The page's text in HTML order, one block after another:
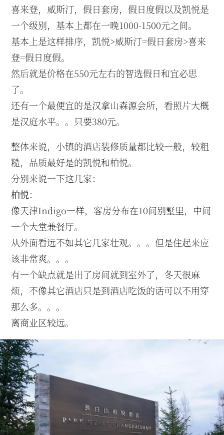
喜来登，威斯汀，假日套房，假日度假以及凯悦是
一个级别，基本上都在一晚1000-1500元之间。
基本上是这样排序，凯悦>威斯汀=假日套房>喜来
登=假日度假。
然后就是价格在550元左右的智选假日和宜必思
了。
还有一个最便宜的是汉拿山森源会所，看照片大概
是汉庭水平。。只要380元。
整体来说，小镇的酒店装修质量都比较一般，较粗
糙，品质最好是的凯悦和柏悦。
分别来说一下这几家：
柏悦：
像天津Indigo一样，客房分布在10间别墅里，中间
一个大堂兼餐厅。
从外面看远不如其它几家壮观。。。但是住起来应
该非常爽。。。
有一个缺点就是出了房间就到室外了，冬天很麻
烦，不像其它酒店只是到酒店吃饭的话可以不用穿
那么多。。。
离商业区较远。